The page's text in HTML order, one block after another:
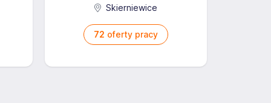
Skierniewice
72 oferty pracy